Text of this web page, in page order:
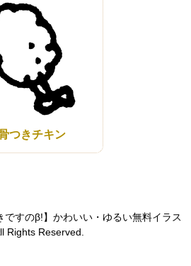
つきチキン
すのβ!】かわいい・ゆるい無料イラス
Rights Reserved.